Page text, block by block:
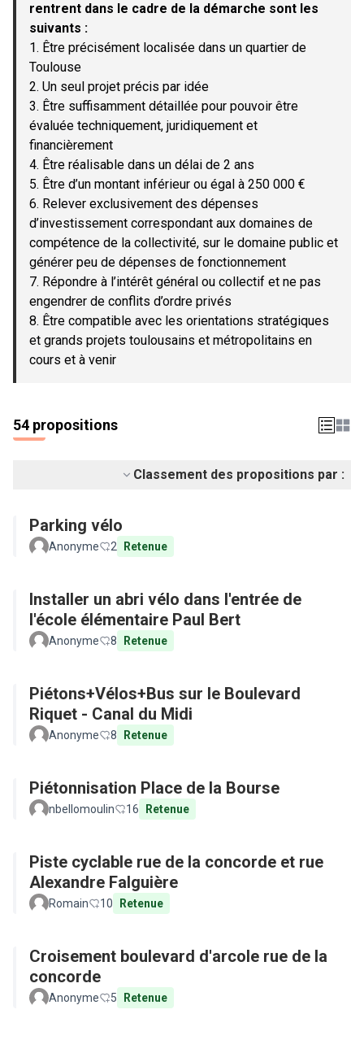
rentrent dans le cadre de la démarche sont les
suivants :
1. Être précisément localisée dans un quartier de
Toulouse
2. Un seul projet précis par idée
3. Être suffisamment détaillée pour pouvoir être
évaluée techniquement, juridiquement et
financièrement
4. Être réalisable dans un délai de 2 ans
5. Être d’un montant inférieur ou égal à 250 000 €
6. Relever exclusivement des dépenses
d’investissement correspondant aux domaines de
compétence de la collectivité, sur le domaine public et
générer peu de dépenses de fonctionnement
7. Répondre à l’intérêt général ou collectif et ne pas
engendrer de conflits d’ordre privés
8. Être compatible avec les orientations stratégiques
et grands projets toulousains et métropolitains en
cours et à venir
54 propositions
Classement des propositions par :
Parking vélo
Anonyme 2 Retenue
Installer un abri vélo dans l'entrée de
l'école élémentaire Paul Bert
Anonyme 8 Retenue
Piétons+Vélos+Bus sur le Boulevard
Riquet - Canal du Midi
Anonyme 8 Retenue
Piétonnisation Place de la Bourse
nbellomoulin 16 Retenue
Piste cyclable rue de la concorde et rue
Alexandre Falguière
Romain 10 Retenue
Croisement boulevard d'arcole rue de la
concorde
Anonyme 5 Retenue